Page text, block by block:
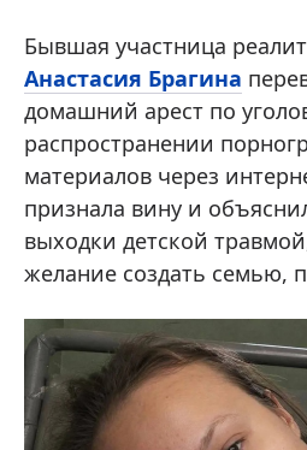
Бывшая участница
Анастасия Брагина
домашний арест по
распространении
материалов через
признала вину и
выходки детской
желание создать семью,